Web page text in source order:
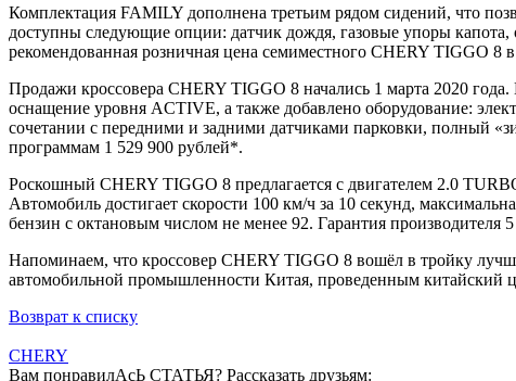
Комплектация FAMILY дополнена третьим рядом сидений, что
доступны следующие опции: датчик дождя, газовые упоры капота,
рекомендованная розничная цена семиместного CHERY TIGGO
Продажи кроссовера CHERY TIGGO 8 начались 1 марта 2020
оснащение уровня ACTIVE, а также добавлено оборудование:
сочетании с передними и задними датчиками парковки, полный
программам 1 529 900 рублей*.
Роскошный CHERY TIGGO 8 предлагается с двигателем 2.0
Автомобиль достигает скорости 100 км/ч за 10 секунд,
бензин с октановым числом не менее 92. Гарантия производителя
Напоминаем, что кроссовер CHERY TIGGO 8 вошёл в тройку
автомобильной промышленности Китая, проведенным китайский
Возврат к списку
CHERY
Вам понравилАсЬ СТАТЬЯ? Рассказать друзьям: